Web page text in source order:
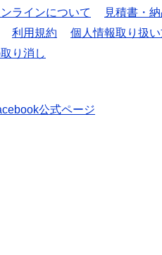
ラインについて 見積書・
利用規約 個人情報取り扱
り消し
公式ページ